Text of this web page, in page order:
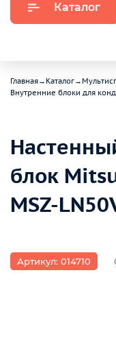
Каталог
Главная→ Каталог→
Внутренние блоки для
блок
MSZ-
Артикул: 014710